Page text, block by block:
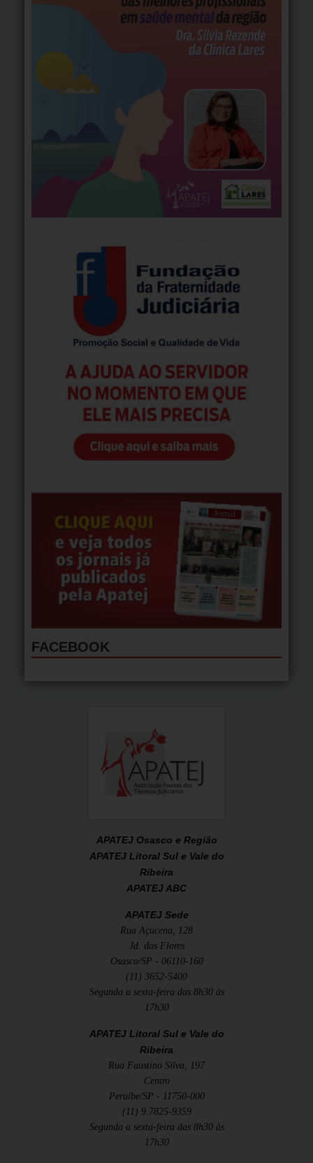
FACEBOOK
APATEJ Osasco e Região
APATEJ Litoral Sul e Vale do
Ribeira
APATEJ ABC
APATEJ Sede
Rua Açucena, 128
Jd. das Flores
Osasco/SP - 06110-160
(11) 3652-5400
Segunda a sexta-feira das 8h30 às
17h30
APATEJ Litoral Sul e Vale do
Ribeira
Rua Faustino Silva, 197
Centro
Peruíbe/SP - 11750-000
(11) 9.7825-9359
Segunda a sexta-feira das 8h30 às
17h30